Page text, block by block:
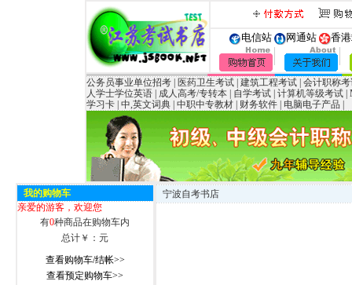
电信站 网通站 香
公务员事业单位招考 医药卫生考试 建筑工程考试 会计职称
人学士学位英语
成人高考/专转本 自学考试 计算机等级考试
学习卡 中,英文词典 中职中专教材 财务软件 电脑电子产品
我的购物车
亲爱的游客，欢迎您
有0种商品在购物车内
总计￥： 元
查看购物车/结帐>>
查看预定购物车>>
宁波自考书店